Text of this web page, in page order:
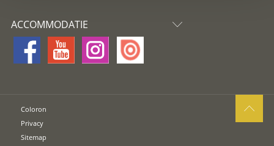
ACCOMMODATIE
Coloron
Privacy
Sitemap